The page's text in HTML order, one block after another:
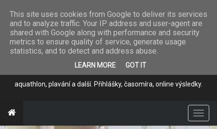
Program pro
časomíru
aquathlon, plavání a další. Přihlášky, časomíra, online výsledky.
T
o
g
This site uses cookies from Google to deliver its services
and to analyze traffic. Your IP address and user-agent are
shared with Google along with performance and security
metrics to ensure quality of service, generate usage
statistics, and to detect and address abuse.
LEARN MORE GOT IT